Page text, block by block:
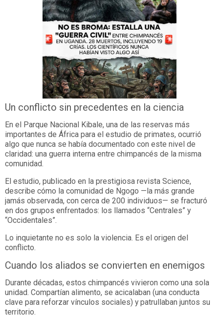
Un conflicto sin precedentes en la ciencia
En el Parque Nacional Kibale, una de las reservas más
importantes de África para el estudio de primates, ocurrió
algo que nunca se había documentado con este nivel de
claridad: una guerra interna entre chimpancés de la misma
comunidad.
El estudio, publicado en la prestigiosa revista Science,
describe cómo la comunidad de Ngogo —la más grande
jamás observada, con cerca de 200 individuos— se fracturó
en dos grupos enfrentados: los llamados “Centrales” y
“Occidentales”.
Lo inquietante no es solo la violencia. Es el origen del
conflicto.
Cuando los aliados se convierten en enemigos
Durante décadas, estos chimpancés vivieron como una sola
unidad. Compartían alimento, se acicalaban (una conducta
clave para reforzar vínculos sociales) y patrullaban juntos su
territorio.